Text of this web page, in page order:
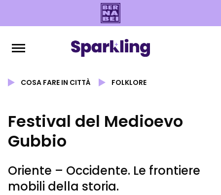
COSA FARE IN CITTÀ FOLKLORE
Festival del Medioevo
Gubbio
Oriente – Occidente. Le frontiere
mobili della storia.